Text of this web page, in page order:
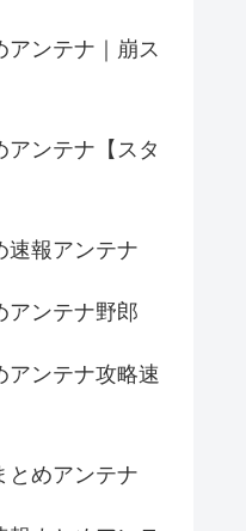
アンテナ｜崩ス
アンテナ【スタ
速報アンテナ
アンテナ野郎
アンテナ攻略速
とめアンテナ